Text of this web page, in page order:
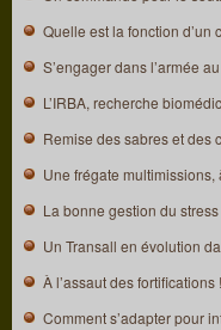
Quelle est la fonction d’un
S’engager dans l’armée
L’IRBA, recherche
Remise des sabres et des
Une frégate multimissions,
La bonne gestion du
Un Transall en évolution
À l’assaut des fortifications !
Comment s’adapter pour